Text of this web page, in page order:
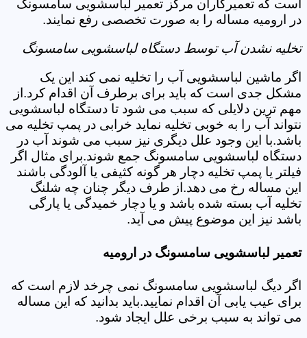
است که تعمیرکاران مرکز تعمیر لباسشویی سامسونگ
در ارومیه مساله را به صورت تخصصی رفع نمایند.
تخلیه نشدن آب توسط دستگاه لباسشویی سامسونگ
اگر ماشین لباسشویی آب را تخلیه نمی کند این یک
مشکل جدی است که باید برای برطرف آن اقدام کرد.از
مهم ترین دلایلی که سبب می شود تا دستگاه لباسشویی
نتواند آب را به خوبی تخلیه نماید خرابی در پمپ تخلیه می
باشد.با این وجود علل دیگری نیز سبب می شوند آب در
دستگاه لباسشویی سامسونگ جمع شوند.برای مثال اگر
فیلتر یا پمپ تخلیه دچار هر گونه کثیفی یا آلودگی باشند
این مساله رخ می دهد.از طرف دیگر چنان چه شلنگ
تخلیه آب بسته شده باشد و یا دچار خمیدگی یا پارگی
باشد نیز این موضوع پیش می آید.
تعمیر لباسشویی سامسونگ در ارومیه
اگر دیگ لباسشویی سامسونگ نمی چرخد لازم است که
برای عیب یابی آن اقدام نمایید.باید بدانید که این مساله
می تواند به سبب برخی علل ایجاد شود.